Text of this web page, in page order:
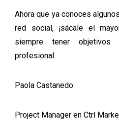
Ahora que ya conoces
red social, ¡sácale el
siempre tener
profesional.
Paola Castanedo
Project Manager en Ctrl